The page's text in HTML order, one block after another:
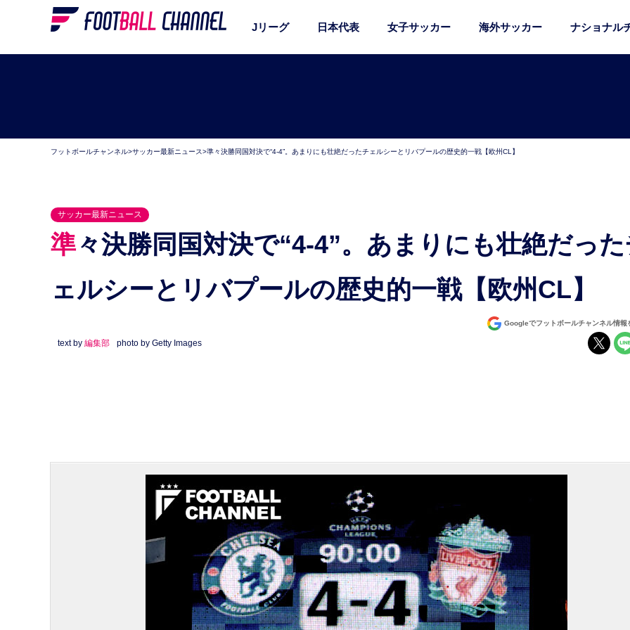
Jリーグ 日本代表 女子サッカー 海外サッカー ナショナル
フットボールチャンネル>サッカー最新ニュース>準々決勝同国対決で“4-4”。あまりにも壮絶だったチェルシーとリバプールの歴史的一戦【欧州CL】
サッカー最新ニュース
準々決勝同国対決で“4-4”。あまりにも壮絶だったチ
ェルシーとリバプールの歴史的一戦【欧州CL】
Googleでフットボールチャンネル情報
text by 編集部 photo by Getty Images